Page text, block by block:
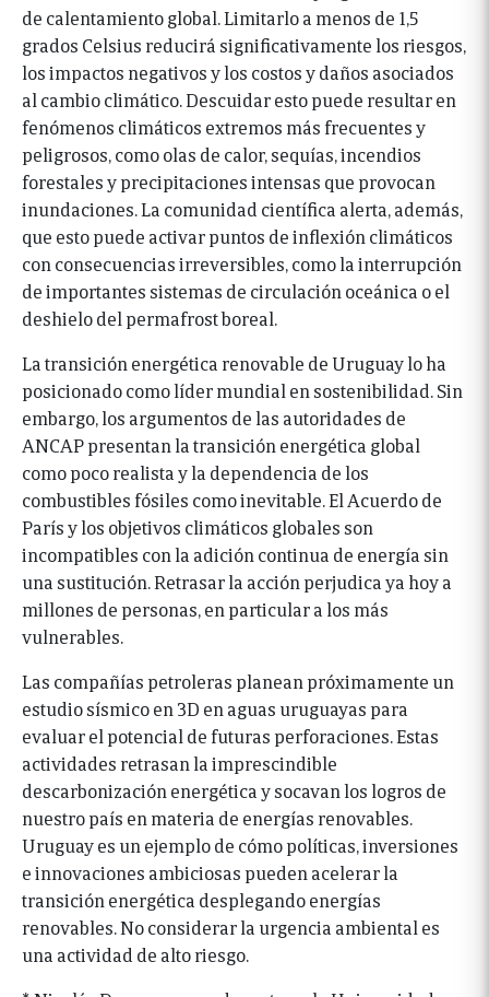
de calentamiento global. Limitarlo a menos de 1,5
grados Celsius reducirá significativamente los riesgos,
los impactos negativos y los costos y daños asociados
al cambio climático. Descuidar esto puede resultar en
fenómenos climáticos extremos más frecuentes y
peligrosos, como olas de calor, sequías, incendios
forestales y precipitaciones intensas que provocan
inundaciones. La comunidad científica alerta, además,
que esto puede activar puntos de inflexión climáticos
con consecuencias irreversibles, como la interrupción
de importantes sistemas de circulación oceánica o el
deshielo del permafrost boreal.
La transición energética renovable de Uruguay lo ha
posicionado como líder mundial en sostenibilidad. Sin
embargo, los argumentos de las autoridades de
ANCAP presentan la transición energética global
como poco realista y la dependencia de los
combustibles fósiles como inevitable. El Acuerdo de
París y los objetivos climáticos globales son
incompatibles con la adición continua de energía sin
una sustitución. Retrasar la acción perjudica ya hoy a
millones de personas, en particular a los más
vulnerables.
Las compañías petroleras planean próximamente un
estudio sísmico en 3D en aguas uruguayas para
evaluar el potencial de futuras perforaciones. Estas
actividades retrasan la imprescindible
descarbonización energética y socavan los logros de
nuestro país en materia de energías renovables.
Uruguay es un ejemplo de cómo políticas, inversiones
e innovaciones ambiciosas pueden acelerar la
transición energética desplegando energías
renovables. No considerar la urgencia ambiental es
una actividad de alto riesgo.